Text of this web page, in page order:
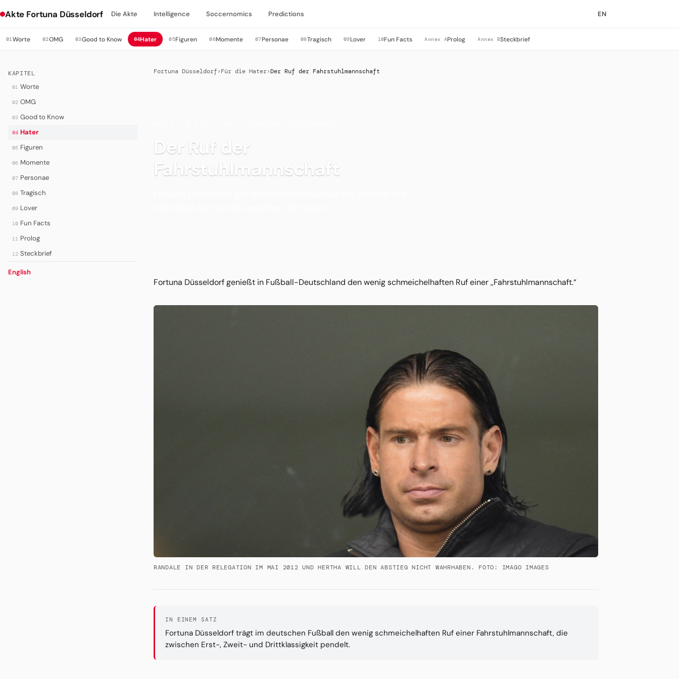
Akte Fortuna Düsseldorf Die Akte Intelligence Soccernomics Predictions EN
01Worte 02OMG 03Good to Know 04Hater 05Figuren 06Momente 07Personae 08Tragisch 09Lover 10Fun Facts Annex AProlog Annex BSteckbrief
KAPITEL
01 Worte
02 OMG
03 Good to Know
04 Hater
05 Figuren
06 Momente
07 Personae
08 Tragisch
09 Lover
10 Fun Facts
11 Prolog
12 Steckbrief
English
Fortuna Düsseldorf › Für die Hater›Der Ruf der Fahrstuhlmannschaft
Der Ruf der
Fahrstuhlmannschaft
Fortuna Düsseldorf genießt in Fußball-Deutschland den wenig schmeichelhaften Ruf einer ,,Fahrstuhlmannschaft.“
RANDALE IN DER RELEGATION IM MAI 2012 UND HERTHA WILL DEN ABSTIEG NICHT WAHRHABEN. FOTO: IMAGO IMAGES
IN EINEM SATZ
Fortuna Düsseldorf trägt im deutschen Fußball den wenig schmeichelhaften Ruf einer Fahrstuhlmannschaft, die
zwischen Erst-, Zweit- und Drittklassigkeit pendelt.